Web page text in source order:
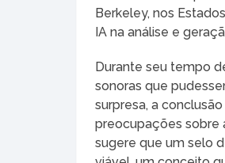
Berkeley, nos
IA na análise e
Durante seu tempo
sonoras que
surpresa, a
preocupações sobre
sugere que um selo